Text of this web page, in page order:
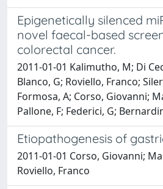
Epigenetically silenced
novel faecal-based
colorectal cancer.
2011-01-01 Kalimutho, M; Di
Blanco, G; Roviello, Franco;
Formosa, A; Corso, Giovanni;
Pallone, F; Federici, G;
Etiopathogenesis of
2011-01-01 Corso, Giovanni;
Roviello, Franco